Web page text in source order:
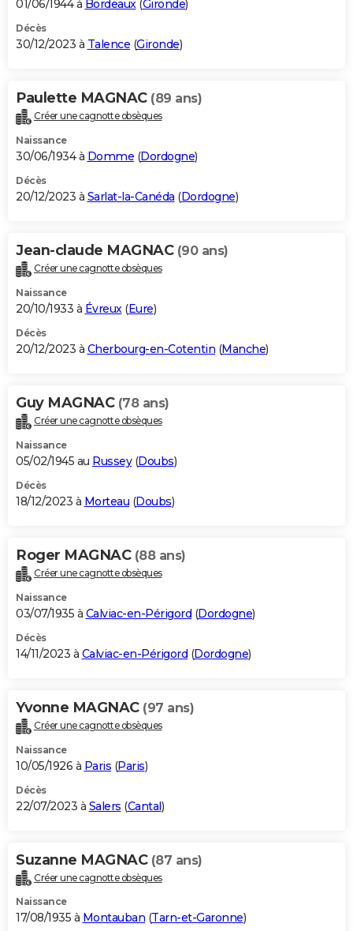
01/06/1944 à Bordeaux(Gironde)
Décès
30/12/2023 à Talence (Gironde)
Paulette MAGNAC (89 ans)
Créer une cagnotte obsèques
Naissance
30/06/1934 à Domme (Dordogne)
Décès
20/12/2023 à Sarlat-la-Canéda (Dordogne)
Jean-claude MAGNAC (90 ans)
Créer une cagnotte obsèques
Naissance
20/10/1933 à Évreux(Eure)
Décès
20/12/2023 à Cherbourg-en-Cotentin (Manche)
Guy MAGNAC (78 ans)
Créer une cagnotte obsèques
Naissance
05/02/1945 au Russey(Doubs)
Décès
18/12/2023 à Morteau (Doubs)
Roger MAGNAC (88 ans)
Créer une cagnotte obsèques
Naissance
03/07/1935 à Calviac-en-Périgord (Dordogne)
Décès
14/11/2023 à Calviac-en-Périgord (Dordogne)
Yvonne MAGNAC (97 ans)
Créer une cagnotte obsèques
Naissance
10/05/1926 à Paris (Paris)
Décès
22/07/2023 à Salers (Cantal)
Suzanne MAGNAC (87 ans)
Créer une cagnotte obsèques
Naissance
17/08/1935 à Montauban (Tarn-et-Garonne)